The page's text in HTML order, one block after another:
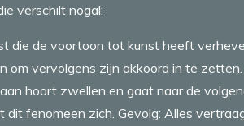
verschilt nogal:
die de voortoon tot kunst heeft
om vervolgens zijn akkoord in te
hoort zwellen en gaat naar de
dit fenomeen zich. Gevolg: Alles